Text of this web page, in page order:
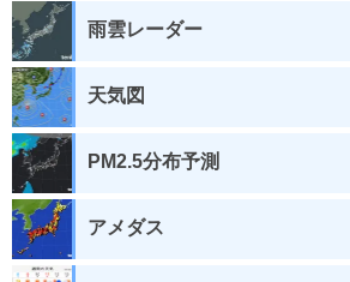
雨雲レーダー
天気図
PM2.5分布予測
アメダス